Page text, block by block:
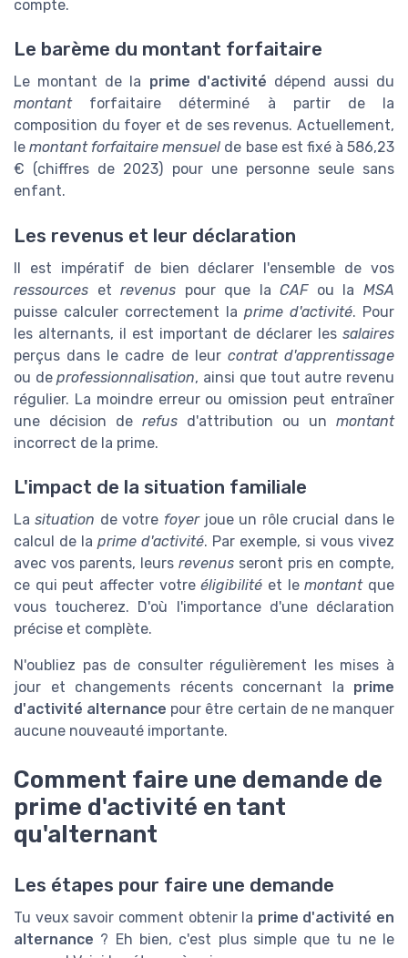
compte.
Le barème du montant forfaitaire
Le montant de la prime d'activité dépend aussi du
montantforfaitaire déterminé à partir de la
composition du foyer et de ses revenus. Actuellement,
lemontant forfaitaire mensuel de base est fixé à 586,23
€ (chiffres de 2023) pour une personne seule sans
enfant.
Les revenus et leur déclaration
Il est impératif de bien déclarer l'ensemble de vos
ressources etrevenus pour que laCAFou laMSA
puisse calculer correctement la prime d'activité. Pour
les alternants, il est important de déclarer les salaires
perçus dans le cadre de leur contrat d'apprentissage
ou deprofessionnalisation, ainsi que tout autre revenu
régulier. La moindre erreur ou omission peut entraîner
une décision de refus d'attribution ou un montant
incorrect de la prime.
L'impact de la situation familiale
Lasituation de votre foyerjoue un rôle crucial dans le
calcul de la prime d'activité. Par exemple, si vous vivez
avec vos parents, leurs revenus seront pris en compte,
ce qui peut affecter votreéligibilité et lemontantque
vous toucherez. D'où l'importance d'une déclaration
précise et complète.
N'oubliez pas de consulter régulièrement les mises à
jour et changements récents concernant la prime
d'activité alternance pour être certain de ne manquer
aucune nouveauté importante.
Comment faire une demande de
prime d'activité en tant
qu'alternant
Les étapes pour faire une demande
Tu veux savoir comment obtenir la prime d'activité en
alternance ? Eh bien, c'est plus simple que tu ne le